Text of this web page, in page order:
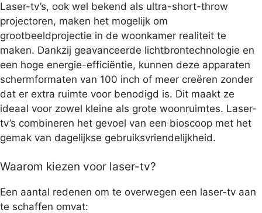
Laser-tv’s, ook wel bekend als ultra-short-throw
projectoren, maken het mogelijk om
grootbeeldprojectie in de woonkamer realiteit te
maken. Dankzij geavanceerde lichtbrontechnologie en
een hoge energie-efficiëntie, kunnen deze apparaten
schermformaten van 100 inch of meer creëren zonder
dat er extra ruimte voor benodigd is. Dit maakt ze
ideaal voor zowel kleine als grote woonruimtes. Laser-
tv’s combineren het gevoel van een bioscoop met het
gemak van dagelijkse gebruiksvriendelijkheid.
Waarom kiezen voor laser-tv?
Een aantal redenen om te overwegen een laser-tv aan
te schaffen omvat: